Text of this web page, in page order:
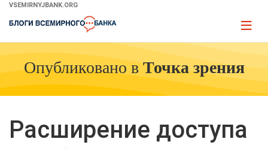
Skip
Main
VSEMIRNYJBANK.ORG
Page
Опубликовано в Точка зрения
Расширение доступа